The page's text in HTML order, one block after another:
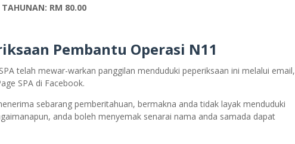
TAHUNAN: RM 80.00
Pembantu Operasi N11
telah mewar-warkan panggilan menduduki peperiksaan ini melalui email,
SPA di Facebook.
sebarang pemberitahuan, bermakna anda tidak layak menduduki
anda boleh menyemak senarai nama anda samada dapat